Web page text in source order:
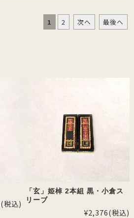
1
2 次へ 最後へ
(税込)
「玄」姫棹 2本組 黒・小倉ス
リーブ
¥2,376(税込)